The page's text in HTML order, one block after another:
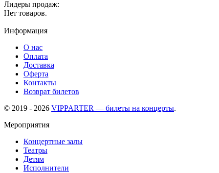
Лидеры продаж:
Нет товаров.
Информация
О нас
Оплата
Доставка
Оферта
Контакты
Возврат билетов
© 2019 - 2026 VIPPARTER — билеты на концерты.
Мероприятия
Концертные залы
Театры
Детям
Исполнители